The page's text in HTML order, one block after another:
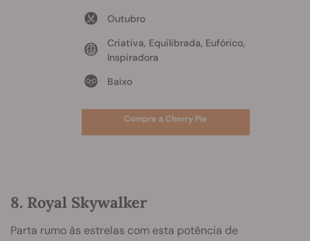
Outubro
Criativa, Equilibrada, Eufórico,
Inspiradora
Baixo
Compre a Cherry Pie
8. Royal Skywalker
Parta rumo às estrelas com esta potência de